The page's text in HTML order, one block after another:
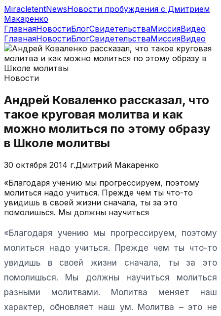
MiracletentNewsНовости пробуждения с Дмитрием
Макаренко
ГлавнаяНовостиБлогСвидетельстваМиссияВидео
ГлавнаяНовостиБлогСвидетельстваМиссияВидео
Новости
Андрей Коваленко рассказал, что
такое круговая молитва и как
можно молиться по этому образу
в Школе молитвы
30 октября 2014 г.Дмитрий Макаренко
«Благодаря учению мы прогрессируем, поэтому
молиться надо учиться. Прежде чем ты что-то
увидишь в своей жизни сначала, ты за это
помолишься. Мы должны научиться
«Благодаря учению мы прогрессируем, поэтому
молиться надо учиться. Прежде чем ты что-то
увидишь в своей жизни сначала, ты за это
помолишься. Мы должны научиться молиться
разными молитвами. Молитва меняет наш
характер, обновляет наш ум. Молитва – это не